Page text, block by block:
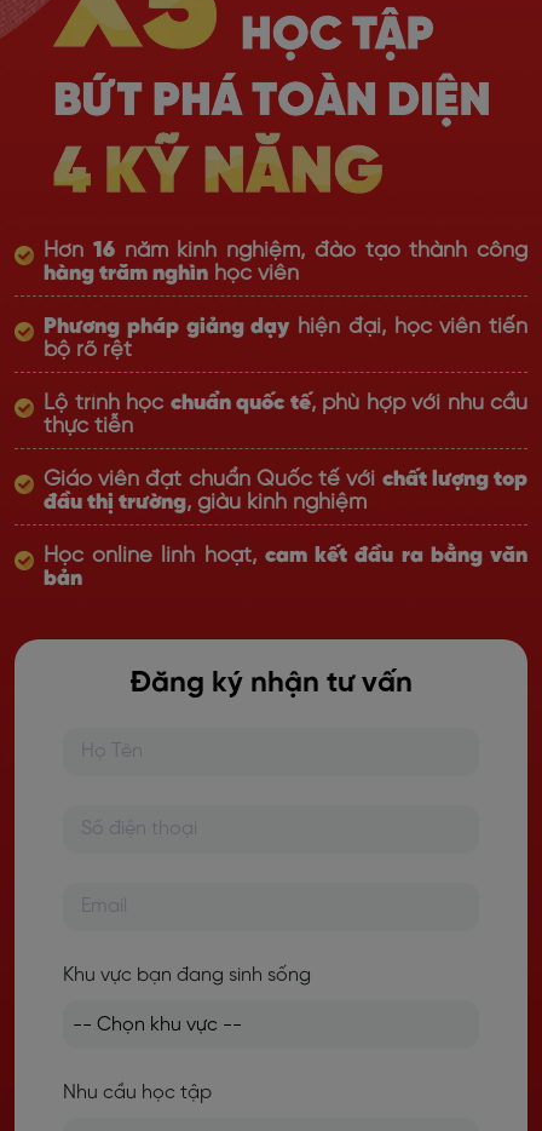
Hơn 16năm kinh nghiệm, đào tạo thành công
hàng trăm nghìn học viên
Phương pháp giảng dạy hiện đại, học viên tiến
bộ rõ rệt
Lộ trình học chuẩn quốc tế, phù hợp với nhu cầu
thực tiễn
Giáo viên đạt chuẩn Quốc tế với chất lượng top
đầu thị trường, giàu kinh nghiệm
Học online linh hoạt, cam kết đầu ra bằng văn
bản
Đăng ký nhận tư vấn
Khu vực bạn đang sinh sống
Nhu cầu học tập